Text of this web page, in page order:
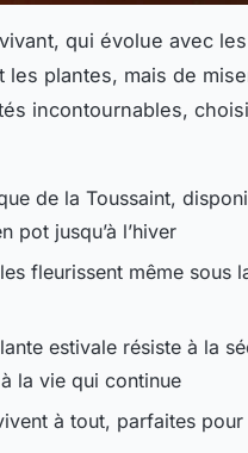
qui évolue avec
les plantes, mais de
incontournables,
de la Toussaint,
pot jusqu’à l’hiver
fleurissent même sous
estivale résiste à la
la vie qui continue
à tout, parfaites pour